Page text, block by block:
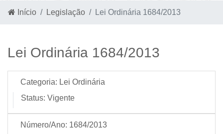
Início Legislação Lei Ordinária 1684/2013
Lei Ordinária 1684/2013
Categoria: Lei Ordinária
Status: Vigente
Número/Ano: 1684/2013